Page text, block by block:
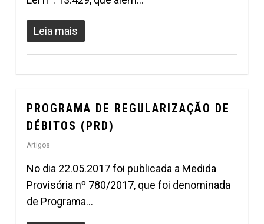
Leia mais
PROGRAMA DE REGULARIZAÇÃO DE
DÉBITOS (PRD)
Artigos
No dia 22.05.2017 foi publicada a Medida
Provisória nº 780/2017, que foi denominada
de Programa…
0